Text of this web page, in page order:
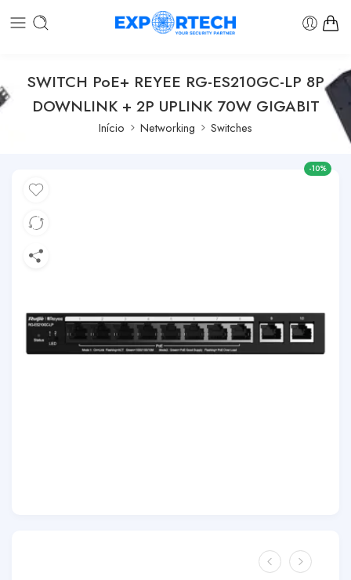
SWITCH PoE+ REYEE RG-ES210GC-LP 8P
DOWNLINK + 2P UPLINK 70W GIGABIT
Início Networking Switches
-10%